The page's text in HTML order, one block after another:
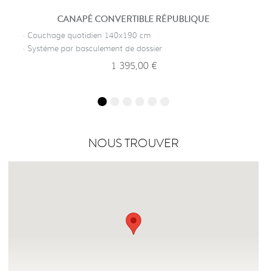
CANAPÉ CONVERTIBLE RÉPUBLIQUE
· Couchage quotidien 140x190 cm
· Système par basculement de dossier
1 395,00 €
NOUS TROUVER